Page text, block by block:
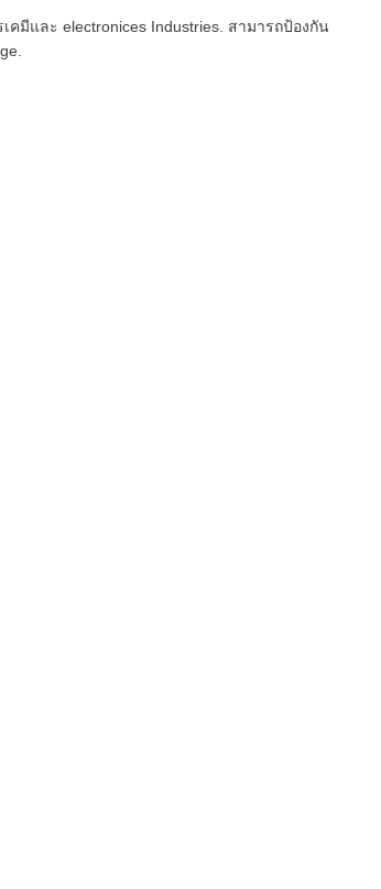
มีและ electronices Industries. สามารถป้องกัน